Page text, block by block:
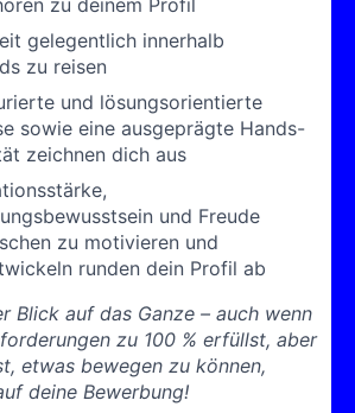
zu deinem Profil
gelegentlich innerhalb
zu reisen
und lösungsorientierte
sowie eine ausgeprägte Hands-
zeichnen dich aus
und Freude
zu motivieren und
runden dein Profil ab
Blick auf das Ganze – auch wenn
zu 100 % erfüllst, aber
etwas bewegen zu können,
deine Bewerbung!